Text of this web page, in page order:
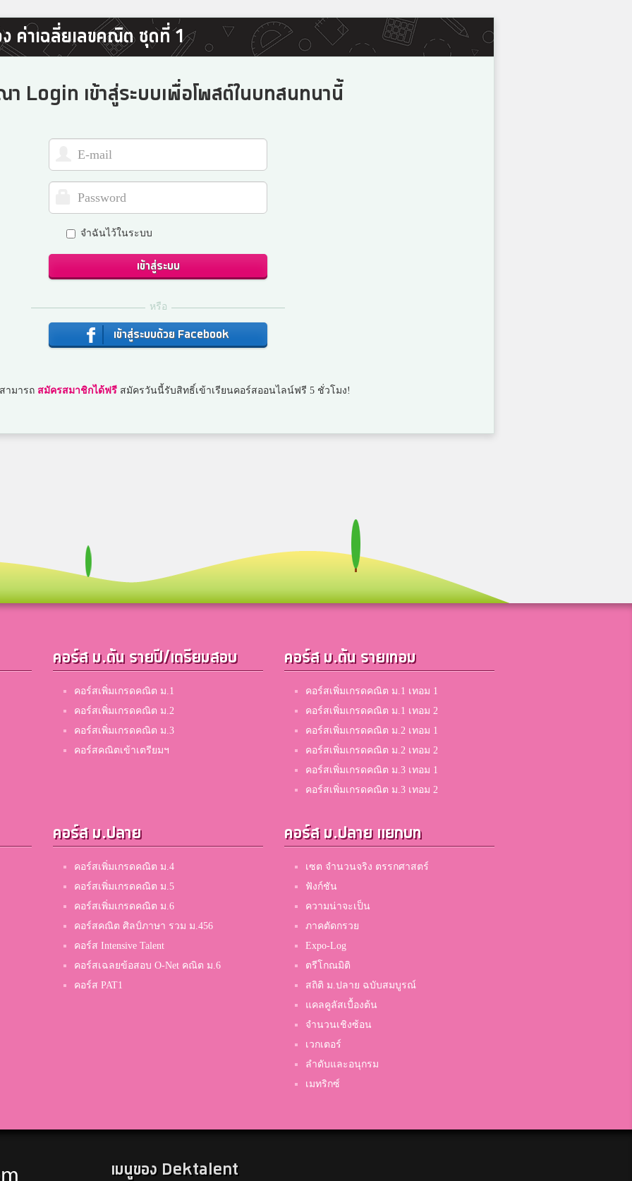
คะแนน
Praw 5
เอื้อ
บุ๊คกี้
แชมป์
อุดรพิชักรักษ์พิทยา 5
คะแนน
Am
รร ราชินีบน 5
คะแนน
สิงห์บุรี 5
คะแนน
Liida
International School of Dhaka 5
5
เทพศิรินทร์ร่มเกล้า 5
PB.Poy
จักรคำคณาทร
5
ค่าเฉลี่ยเลขคณิต ชุดที่ 1
Login เข้าสู่ระบบเพื่อโพสต์ในบทสนทนานี้
จำฉันไว้ในระบบ
เข้าสู่ระบบ
หรือ
เข้าสู่ระบบด้วย Facebook
ามารถ สมัครสมาชิกได้ฟรีสมัครวันนี้รับสิทธิ์เข้าเรียนคอร์สออนไลน์ฟรี 5 ชั่วโมง!
คอร์ส ม.ต้น รายปี/เตรียมสอบ
คอร์สเพิ่มเกรดคณิต ม.1
คอร์สเพิ่มเกรดคณิต ม.2
คอร์สเพิ่มเกรดคณิต ม.3
คอร์สคณิตเข้าเตรียมฯ
คอร์ส ม.ต้น รายเทอม
คอร์สเพิ่มเกรดคณิต ม.1 เทอม 1
คอร์สเพิ่มเกรดคณิต ม.1 เทอม 2
คอร์สเพิ่มเกรดคณิต ม.2 เทอม 1
คอร์สเพิ่มเกรดคณิต ม.2 เทอม 2
คอร์สเพิ่มเกรดคณิต ม.3 เทอม 1
คอร์สเพิ่มเกรดคณิต ม.3 เทอม 2
คอร์ส ม.ปลาย
คอร์สเพิ่มเกรดคณิต ม.4
คอร์สเพิ่มเกรดคณิต ม.5
คอร์สเพิ่มเกรดคณิต ม.6
คอร์สคณิต ศิลป์ภาษา รวม ม.456
คอร์ส Intensive Talent
คอร์สเฉลยข้อสอบ O-Net คณิต ม.6
คอร์ส PAT1
คอร์ส ม.ปลาย แยกบท
เซต จำนวนจริง ตรรกศาสตร์
ฟังก์ชัน
ความน่าจะเป็น
ภาคตัดกรวย
Expo-Log
ตรีโกณมิติ
สถิติ ม.ปลาย ฉบับสมบูรณ์
แคลคูลัสเบื้องต้น
จำนวนเชิงซ้อน
เวกเตอร์
ลำดับและอนุกรม
เมทริกซ์
เมนูของ Dektalent